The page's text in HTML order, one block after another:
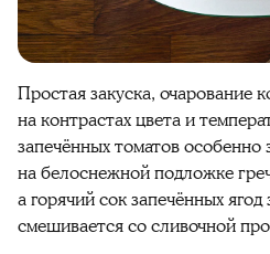
Простая закуска, очарование
на контрастах цвета и
запечённых томатов
на белоснежной подложке
а горячий сок запечённых ягод
смешивается со сливочной